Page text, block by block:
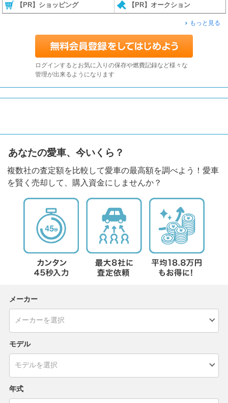
【PR】ショッピング 【PR】オークション
もっと見る
ログインするとお気に入りの保存や燃費記録など様々な
管理が出来るようになります
あなたの愛車、今いくら？
複数社の査定額を比較して愛車の最高額を調べよう！愛車
を賢く売却して、購入資金にしませんか？
メーカー
モデル
年式